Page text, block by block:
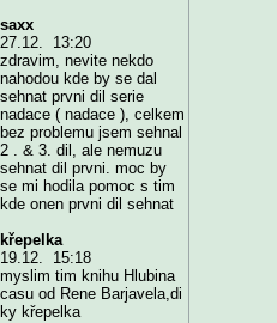
saxx
27.12. 13:20
zdravim, nevite nekdo
nahodou kde by se dal
sehnat prvni dil serie
nadace ( nadace ), celkem
bez problemu jsem sehnal
2 . & 3. dil, ale nemuzu
sehnat dil prvni. moc by
se mi hodila pomoc s tim
kde onen prvni dil sehnat
křepelka
19.12. 15:18
myslim tim knihu Hlubina
casu od Rene Barjavela,di
ky křepelka